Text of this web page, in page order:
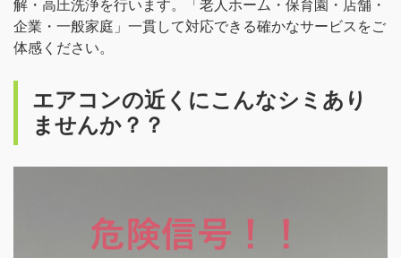
解・高圧洗浄を行います。「老人ホーム・保育園・店舗・
企業・一般家庭」一貫して対応できる確かなサービスをご
体感ください。
エアコンの近くにこんなシミあり
ませんか？？